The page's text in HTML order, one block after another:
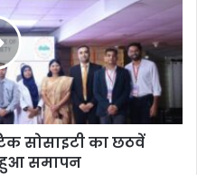
सोसाइटी का छठवें
समापन